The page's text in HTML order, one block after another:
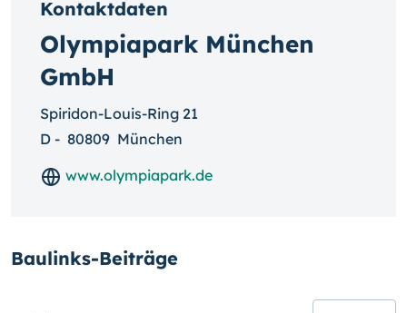
Kontaktdaten
Olympiapark München
GmbH
Spiridon-Louis-Ring 21
D - 80809 München
www.olympiapark.de
Baulinks-Beiträge